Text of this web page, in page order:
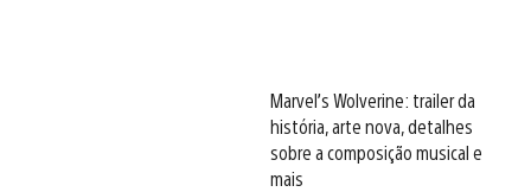
Marvel’s Wolverine: trailer da
história, arte nova, detalhes
sobre a composição musical e
mais